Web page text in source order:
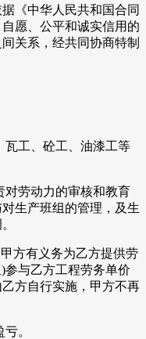
《中华人民共和国合同
愿、公平和诚实信用的
关系，经共同协商特制
瓦工、砼工、油漆工等
对劳动力的审核和教育
生产班组的管理，及生
方有义务为乙方提供劳
参与乙方工程劳务单价
方自行实施，甲方不再
。